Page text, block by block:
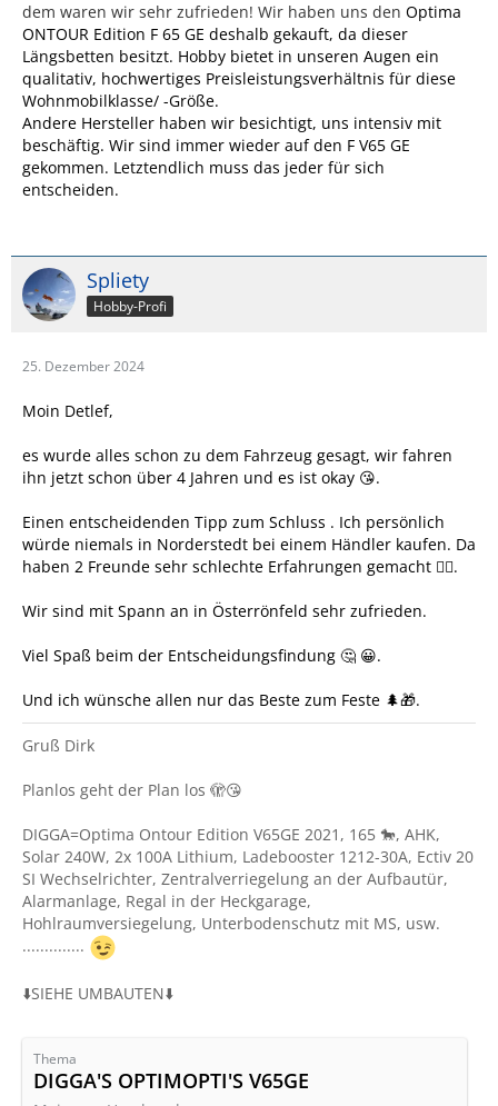
dem waren wir sehr zufrieden! Wir haben uns den Optima
ONTOUR Edition F 65 GE deshalb gekauft, da dieser
Längsbetten besitzt. Hobby bietet in unseren Augen ein
qualitativ, hochwertiges Preisleistungsverhältnis für diese
Wohnmobilklasse/ -Größe.
Andere Hersteller haben wir besichtigt, uns intensiv mit
beschäftig. Wir sind immer wieder auf den F V65 GE
gekommen. Letztendlich muss das jeder für sich
entscheiden.
Spliety
Hobby-Profi
25. Dezember 2024
Moin Detlef,
es wurde alles schon zu dem Fahrzeug gesagt, wir fahren
ihn jetzt schon über 4 Jahren und es ist okay 😘.
Einen entscheidenden Tipp zum Schluss . Ich persönlich
würde niemals in Norderstedt bei einem Händler kaufen. Da
haben 2 Freunde sehr schlechte Erfahrungen gemacht 😵‍💫.
Wir sind mit Spann an in Österrönfeld sehr zufrieden.
Viel Spaß beim der Entscheidungsfindung 🤔 😀.
Und ich wünsche allen nur das Beste zum Feste 🌲🎁.
Gruß Dirk
Planlos geht der Plan los 🫣😘
DIGGA=Optima Ontour Edition V65GE 2021, 165 🐎, AHK,
Solar 240W, 2x 100A Lithium, Ladebooster 1212-30A, Ectiv 20
SI Wechselrichter, Zentralverriegelung an der Aufbautür,
Alarmanlage, Regal in der Heckgarage,
Hohlraumversiegelung, Unterbodenschutz mit MS, usw.
..............
⬇️SIEHE UMBAUTEN⬇️
Thema
DIGGA'S OPTIMOPTI'S V65GE